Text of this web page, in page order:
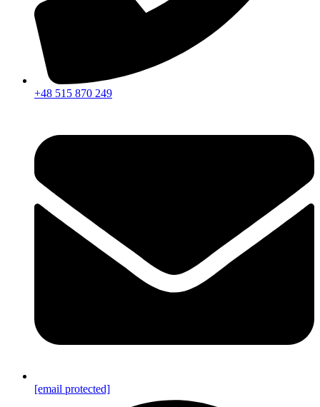
+48 515 870 249
[email protected]